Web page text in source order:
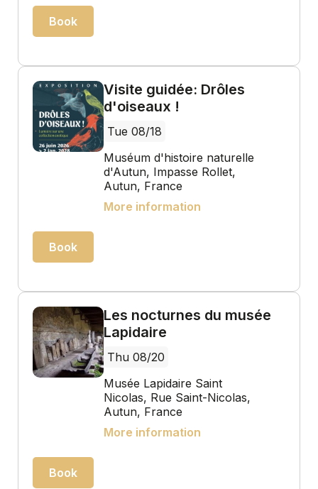
Book
Visite guidée: Drôles
d'oiseaux !
Tue 08/18
Muséum d'histoire naturelle
d'Autun, Impasse Rollet,
Autun, France
More information
Book
Les nocturnes du musée
Lapidaire
Thu 08/20
Musée Lapidaire Saint
Nicolas, Rue Saint-Nicolas,
Autun, France
More information
Book